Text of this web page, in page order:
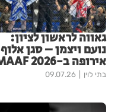
גאווה לראשון לציון:
נועם ויצמן – סגן אלוף
אירופה ב-IMAAF 2026
בתי לוין 09.07.26